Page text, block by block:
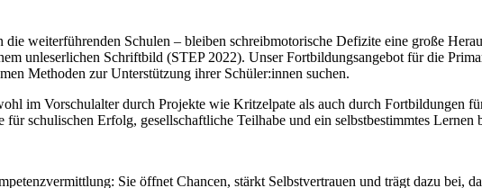
weiterführenden Schulen – bleiben schreibmotorische Defizite eine große
unleserlichen Schriftbild (STEP 2022). Unser Fortbildungsangebot für die
Methoden zur Unterstützung ihrer Schüler:innen suchen.
im Vorschulalter durch Projekte wie Kritzelpate als auch durch Fortbildungen
schulischen Erfolg, gesellschaftliche Teilhabe und ein selbstbestimmtes Lernen
Sie öffnet Chancen, stärkt Selbstvertrauen und trägt dazu bei,